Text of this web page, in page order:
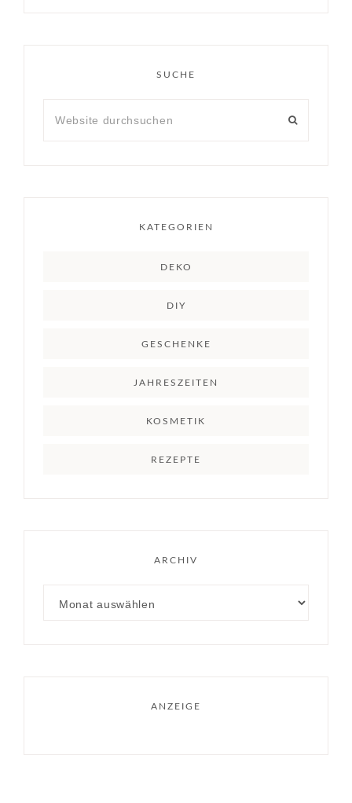
SUCHE
KATEGORIEN
DEKO
DIY
GESCHENKE
JAHRESZEITEN
KOSMETIK
REZEPTE
ARCHIV
ANZEIGE